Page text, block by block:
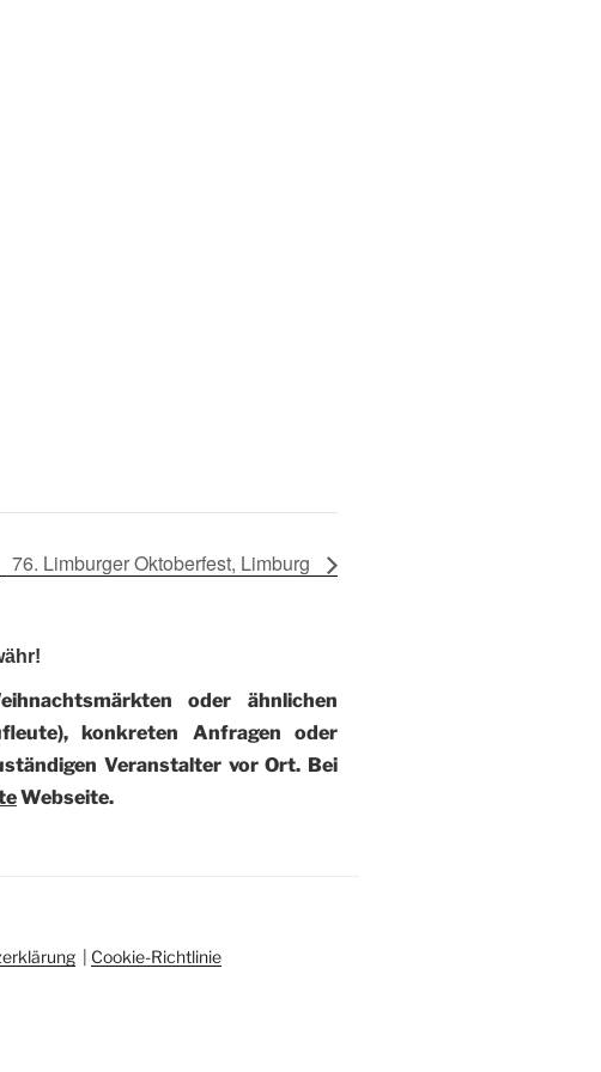
76. Limburger Oktoberfest, Limburg
oder ähnlichen
konkreten Anfragen oder
Veranstalter vor Ort. Bei
Webseite.
| Cookie-Richtlinie